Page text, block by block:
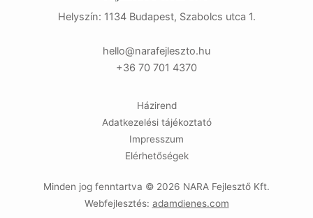
Helyszín: 1134 Budapest, Szabolcs utca 1.
uh.ot
zselj
efara
n@oll
eh
+36 70 701 4370
Házirend
Adatkezelési tájékoztató
Impresszum
Elérhetőségek
Minden jog fenntartva © 2026 NARA Fejlesztő Kft.
Webfejlesztés: adamdienes.com